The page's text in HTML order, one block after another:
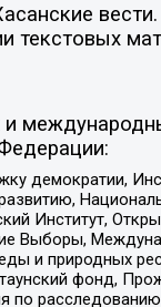
текстовых
демократии,
Институт,
Выборы,
и природных
фонд,
по